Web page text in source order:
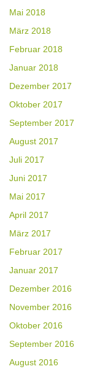
Mai 2018
März 2018
Februar 2018
Januar 2018
Dezember 2017
Oktober 2017
September 2017
August 2017
Juli 2017
Juni 2017
Mai 2017
April 2017
März 2017
Februar 2017
Januar 2017
Dezember 2016
November 2016
Oktober 2016
September 2016
August 2016